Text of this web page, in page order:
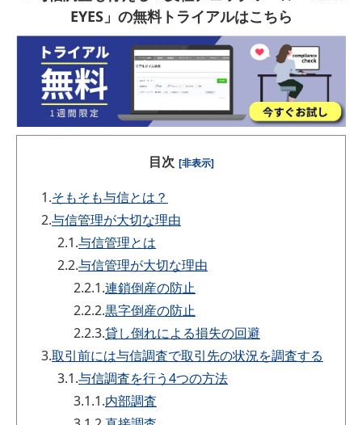
EYES」の無料トライアルはこちら
目次 [非表示]
1.そもそも与信とは？
2.与信管理が大切な理由
2.1.与信管理とは
2.2.与信管理が大切な理由
2.2.1.連鎖倒産の防止
2.2.2.黒字倒産の防止
2.2.3.貸し倒れによる損失の回避
3.取引前には与信調査で取引先の状況を調査する
3.1.与信調査を行う4つの方法
3.1.1.内部調査